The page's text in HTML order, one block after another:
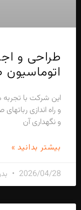
طراحی و
این شرکت با تجربه
و راه اندازی
و نگهداری آن
بیشتر بدانید »
2026/04/28